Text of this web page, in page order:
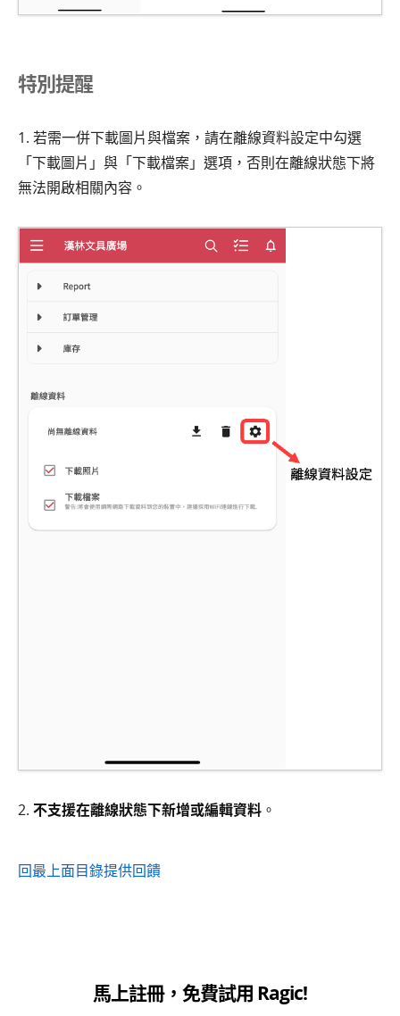
特別提醒
1. 若需一併下載圖片與檔案，請在離線資料設定中勾選
「下載圖片」與「下載檔案」選項，否則在離線狀態下將
無法開啟相關內容。
2. 不支援在離線狀態下新增或編輯資料 。
回最上面目錄提供回饋
馬上註冊，免費試用 Ragic!